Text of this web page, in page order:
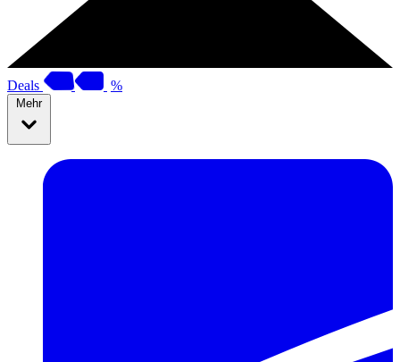
Deals %
Mehr